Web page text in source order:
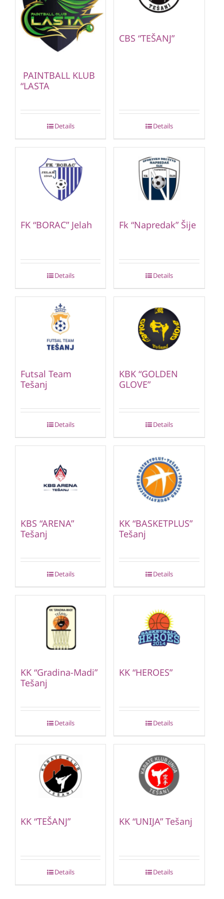
PAINTBALL KLUB
“LASTA
Details
CBS “TEŠANJ”
Details
FK “BORAC” Jelah
Details
Fk “Napredak” Šije
Details
Futsal Team
Tešanj
Details
KBK “GOLDEN
GLOVE”
Details
KBS “ARENA”
Tešanj
Details
KK “BASKETPLUS”
Tešanj
Details
KK “Gradina-Madi”
Tešanj
Details
KK “HEROES”
Details
KK “TEŠANJ”
Details
KK “UNIJA” Tešanj
Details